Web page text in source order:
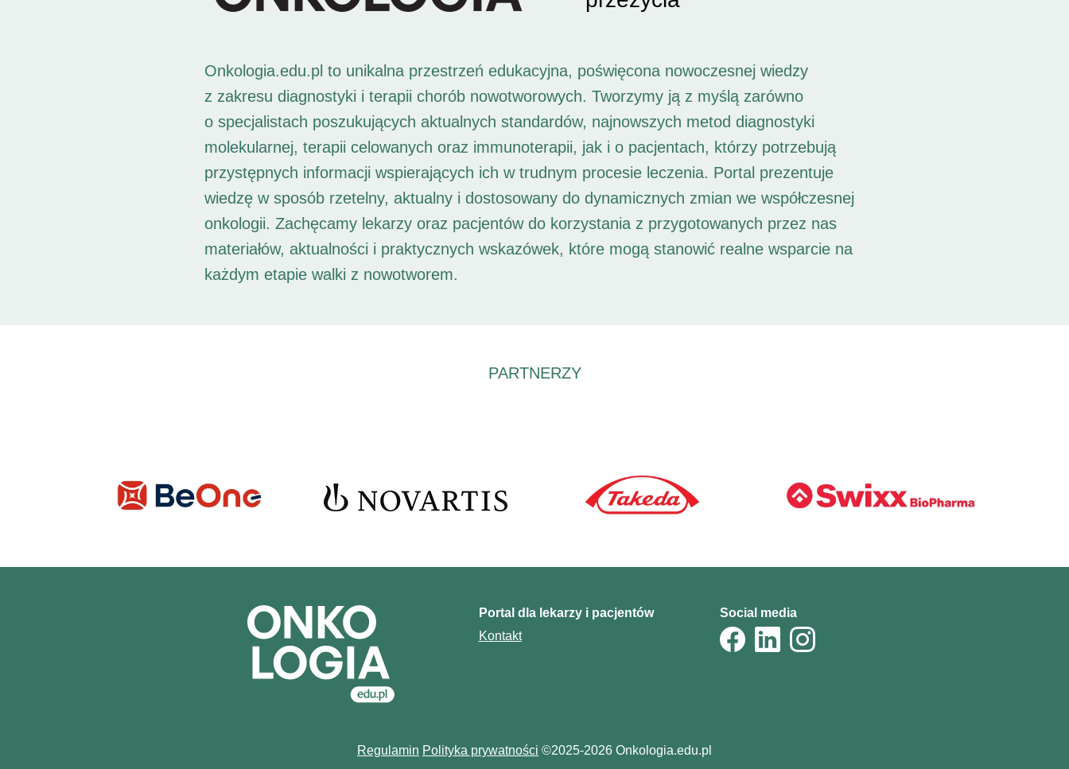
Onkologia.edu.pl to unikalna przestrzeń edukacyjna, poświęcona nowoczesnej wiedzy
z zakresu diagnostyki i terapii chorób nowotworowych. Tworzymy ją z myślą zarówno
o specjalistach poszukujących aktualnych standardów, najnowszych metod diagnostyki
molekularnej, terapii celowanych oraz immunoterapii, jak i o pacjentach, którzy potrzebują
przystępnych informacji wspierających ich w trudnym procesie leczenia. Portal prezentuje
wiedzę w sposób rzetelny, aktualny i dostosowany do dynamicznych zmian we współczesnej
onkologii. Zachęcamy lekarzy oraz pacjentów do korzystania z przygotowanych przez nas
materiałów, aktualności i praktycznych wskazówek, które mogą stanowić realne wsparcie na
każdym etapie walki z nowotworem.
PARTNERZY
Portal dla lekarzy i pacjentów
Kontakt
Social media
Regulamin Polityka prywatności ©2025-2026 Onkologia.edu.pl